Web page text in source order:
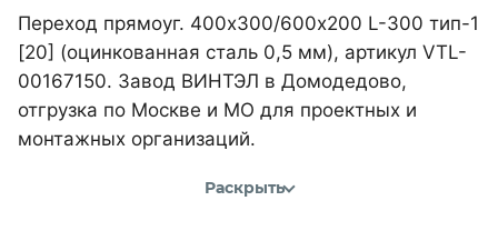
Переход прямоуг. 400х300/600х200 L-300 тип-1
[20] (оцинкованная сталь 0,5 мм), артикул VTL-
00167150. Завод ВИНТЭЛ в Домодедово,
отгрузка по Москве и МО для проектных и
монтажных организаций.
Раскрыть